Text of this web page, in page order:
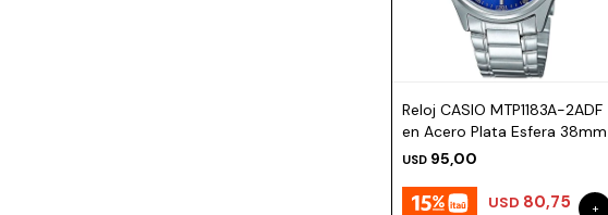
Reloj CASIO MTP1183A-2ADF
en Acero Plata Esfera 38mm
USD 95,00
USD 80,75